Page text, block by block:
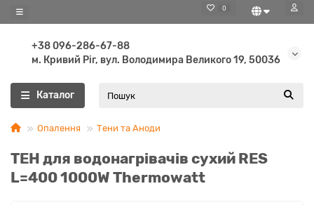
0
+38 096-286-67-88
м. Кривий Ріг, вул. Володимира Великого 19, 50036
Каталог
Опалення Тени та Аноди
ТЕН для водонагрівачів сухий RES
L=400 1000W Thermowatt